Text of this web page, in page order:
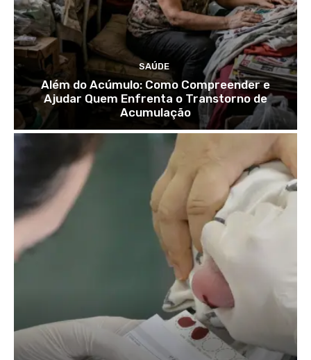
SAÚDE
Além do Acúmulo: Como Compreender e
Ajudar Quem Enfrenta o Transtorno de
Acumulação